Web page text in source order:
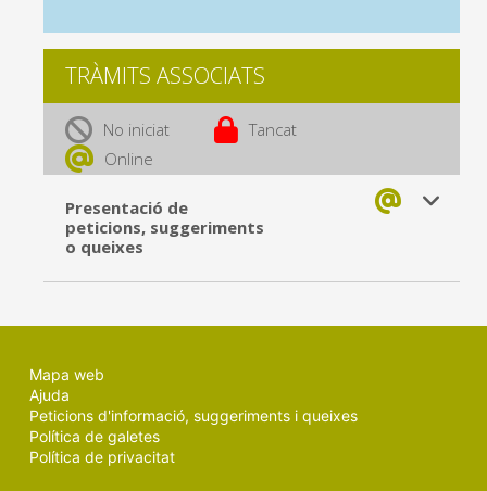
TRÀMITS ASSOCIATS
No iniciat
Tancat
Online
Presentació de
peticions, suggeriments
o queixes
Mapa web
Ajuda
Peticions d'informació, suggeriments i queixes
Política de galetes
Política de privacitat